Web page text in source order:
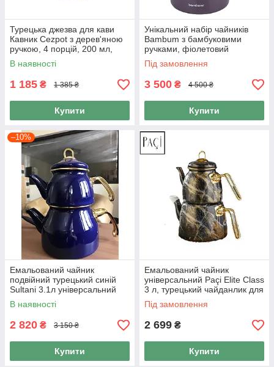
Турецька джезва для кави
Кавник Cezpot з дерев'яною
ручкою, 4 порцій, 200 мл,
сумісний з індукційними
плитами Колір Золото
В наявності
1 185 ₴ 1 385 ₴
Купити
Унікальний набір чайників
Bambum з бамбуковими
ручками, фіолетовий
Під замовлення
3 500 ₴ 4 500 ₴
Купити
–10%
Емальований чайник
подвійний турецький синій
Sultani 3.1л універсальний
для всіх видів плит
В наявності
2 820 ₴ 3 150 ₴
Купити
Емальований чайник
універсальний Paçi Elite Class
3 л, турецький чайданлик для
домашніх чаювання
Під замовлення
2 699 ₴
Купити